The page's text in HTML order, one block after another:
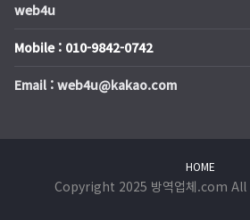
web4u
Mobile : 010-9842-0742
Email : web4u@kakao.com
HOME
Copyright 2025 방역업체.com